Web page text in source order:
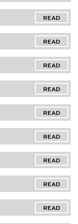
READ
READ
READ
READ
READ
READ
READ
READ
READ